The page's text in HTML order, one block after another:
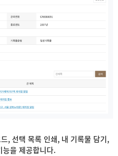
, 선택 목록 인쇄, 내 기록물 담기,
을 제공합니다.